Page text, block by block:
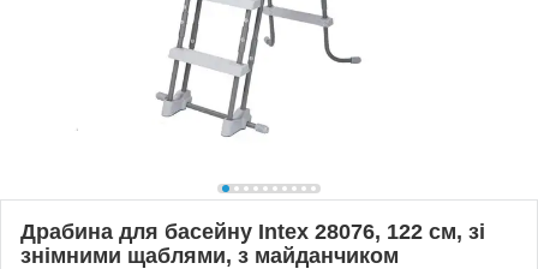
Драбина для басейну Intex 28076, 122 см, зі
знімними щаблями, з майданчиком